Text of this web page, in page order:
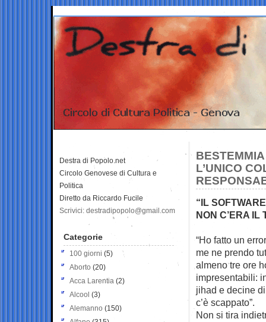
L’UNICO
“IL
NON C’ERA IL
“Ho fatto un
me ne prendo
almeno tre ore
impresentabili:
jihad e decine
c’è scappato”.
Non si tira
Destra di Popolo.net
Circolo Genovese di Cultura e
Politica
Diretto da Riccardo Fucile
Scrivici: destradipopolo@gmail.com
Categorie
100 giorni (5)
Aborto (20)
Acca Larentia (2)
Alcool (3)
Alemanno (150)